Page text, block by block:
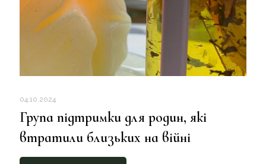
04.10.2024
Група підтримки для родин, які
втратили близьких на війні